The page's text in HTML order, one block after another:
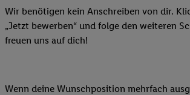
Wir benötigen kein Anschreiben von dir.
„Jetzt bewerben“ und folge den weiteren
freuen uns auf dich!
Wenn deine Wunschposition mehrfach